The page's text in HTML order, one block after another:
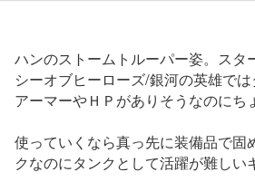
ハンのストームトルーパー姿。スタ
シーオブヒーローズ/銀河の英雄では
アーマーやＨＰがありそうなのにち
使っていくなら真っ先に装備品で固
クなのにタンクとして活躍が難しい